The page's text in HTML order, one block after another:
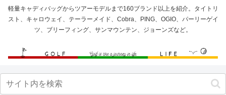
軽量キャディバッグからツアーモデルまで160ブランド以上を紹介。タイトリ
スト、キャロウェイ、テーラーメイド、Cobra、PING、OGIO、パーリーゲイ
ツ、ブリーフィング、サンマウンテン、ジョーンズなど。